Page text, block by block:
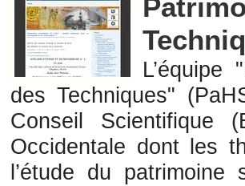
L’équipe
des Techniques"
Conseil Scientifique
Occidentale dont les
l’étude du